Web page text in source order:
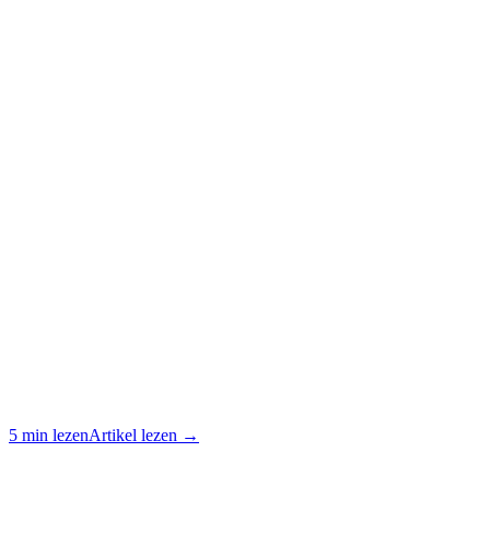
5 min lezenArtikel lezen →